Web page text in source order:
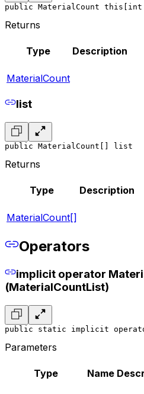
public MaterialCount
Returns
Type Description
MaterialCount
list
public MaterialCount[] list
Returns
Type Description
MaterialCount[]
Operators
implicit operator
(MaterialCountList)
public static implicit
Parameters
Type Name